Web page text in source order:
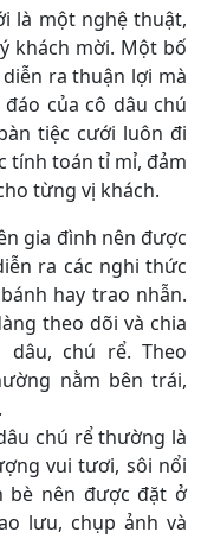
là một nghệ thuật,
khách mời. Một bố
ra thuận lợi mà
của cô dâu chú
tiệc cưới luôn đi
tính toán tỉ mỉ, đảm
từng vị khách.
gia đình nên được
ra các nghi thức
hay trao nhẫn.
theo dõi và chia
chú rể. Theo
nằm bên trái,
chú rể thường là
vui tươi, sôi nổi
bè nên được đặt ở
lưu, chụp ảnh và